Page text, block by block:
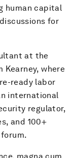
human capital
for
at the
Kearney, where
ready labor
international
regulator,
and 100+